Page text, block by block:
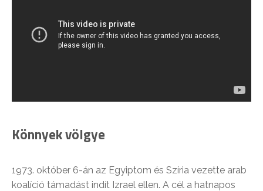
Könnyek völgye
1973. október 6-án az Egyiptom és Szíria vezette arab
koalíció támadást indít Izrael ellen. A cél a hatnapos